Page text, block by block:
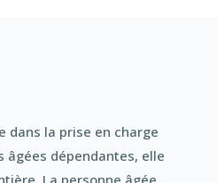
dans la prise en charge
âgées dépendantes, elle
La personne âgée